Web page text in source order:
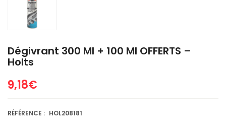
Dégivrant 300 Ml + 100 Ml OFFERTS –
Holts
9,18€
RÉFÉRENCE : HOL208181